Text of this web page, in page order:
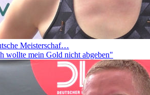
Meisterschaf…
wollte mein Gold nicht abgeben"